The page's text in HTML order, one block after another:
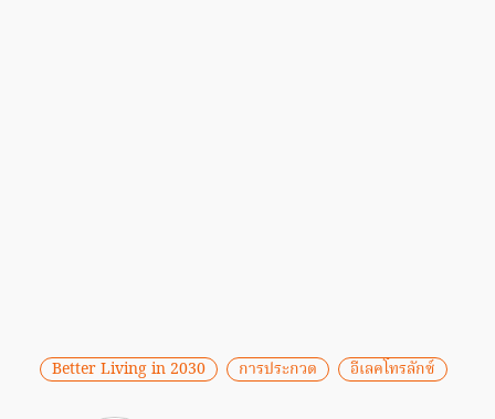
Better Living in 2030 การประกวด อีเลคโทรลักซ์